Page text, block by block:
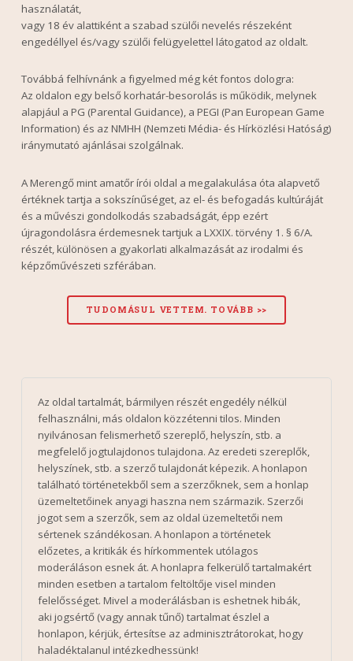
használatát,
vagy 18 év alattiként a szabad szülői nevelés részeként
engedéllyel és/vagy szülői felügyelettel látogatod az oldalt.
Továbbá felhívnánk a figyelmed még két fontos dologra:
Az oldalon egy belső korhatár-besorolás is működik, melynek
alapjául a PG (Parental Guidance), a PEGI (Pan European Game
Information) és az NMHH (Nemzeti Média- és Hírközlési Hatóság)
iránymutató ajánlásai szolgálnak.
A Merengő mint amatőr írói oldal a megalakulása óta alapvető
értéknek tartja a sokszínűséget, az el- és befogadás kultúráját
és a művészi gondolkodás szabadságát, épp ezért
újragondolásra érdemesnek tartjuk a LXXIX. törvény 1. § 6/A.
részét, különösen a gyakorlati alkalmazását az irodalmi és
képzőművészeti szférában.
Az oldal tartalmát, bármilyen részét engedély nélkül
felhasználni, más oldalon közzétenni tilos. Minden
nyilvánosan felismerhető szereplő, helyszín, stb. a
megfelelő jogtulajdonos tulajdona. Az eredeti szereplők,
helyszínek, stb. a szerző tulajdonát képezik. A honlapon
található történetekből sem a szerzőknek, sem a honlap
üzemeltetőinek anyagi haszna nem származik. Szerzői
jogot sem a szerzők, sem az oldal üzemeltetői nem
sértenek szándékosan. A honlapon a történetek
előzetes, a kritikák és hírkommentek utólagos
moderáláson esnek át. A honlapra felkerülő tartalmakért
minden esetben a tartalom feltöltője visel minden
felelősséget. Mivel a moderálásban is eshetnek hibák,
aki jogsértő (vagy annak tűnő) tartalmat észlel a
honlapon, kérjük, értesítse az adminisztrátorokat, hogy
haladéktalanul intézkedhessünk!